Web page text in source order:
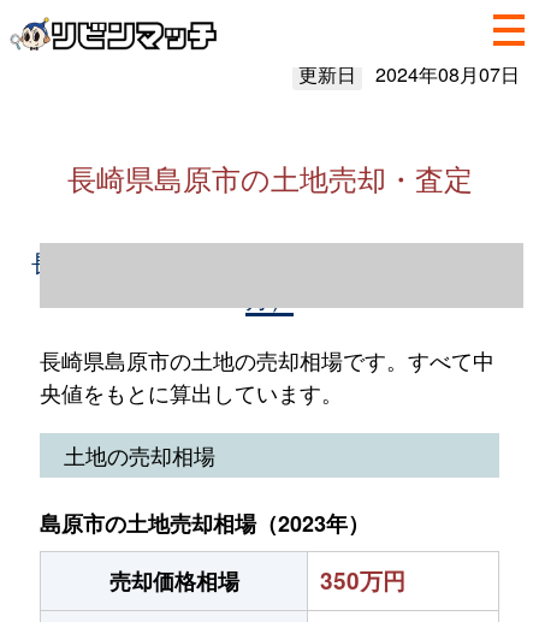
更新日 2024年08月07日
長崎県島原市の土地売却・査定
長崎県島原市の土地売却情報（2023年1～12
長崎県島原市の土地の売却相場です。すべて中
央値をもとに算出しています。
土地の売却相場
島原市の土地売却相場（2023年）
売却価格相場
350万円